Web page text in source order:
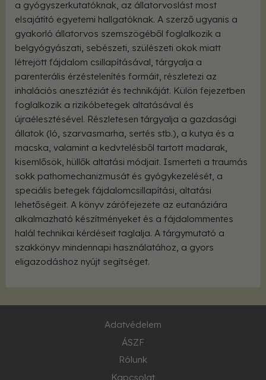
a gyógyszerkutatóknak, az állatorvoslást most
elsajátító egyetemi hallgatóknak. A szerző ugyanis a
gyakorló állatorvos szemszögéből foglalkozik a
belgyógyászati, sebészeti, szülészeti okok miatt
létrejött fájdalom csillapításával, tárgyalja a
parenterális érzéstelenítés formáit, részletezi az
inhalációs anesztéziát és technikáját. Külön fejezetben
foglalkozik a rizikóbetegek altatásával és
újraélesztésével. Részletesen tárgyalja a gazdasági
állatok (ló, szarvasmarha, sertés stb.), a kutya és a
macska, valamint a kedvtelésből tartott madarak,
kisemlősök, hüllők altatási módjait. Ismerteti a traumás
sokk pathomechanizmusát és gyógykezelését, a
speciális betegek fájdalomcsillapítási, altatási
lehetőségeit. A könyv zárófejezete az eutanáziára
alkalmazható készítményeket és a fájdalommentes
halál technikai kérdéseit taglalja. A tárgymutató a
szakkönyv mindennapi használatához, a gyors
eligazodáshoz nyújt segítséget.
Adatvédelem
ÁSZF
Rólunk
Kapcsolat